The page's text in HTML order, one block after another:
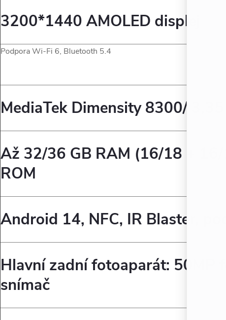
3200*1440 AMOLED displej
Podpora Wi-Fi 6, Bluetooth 5.4
MediaTek Dimensity 8300/
Až 32/36 GB RAM (16/18 + 16/
ROM
Android 14, NFC, IR Blaster,
Hlavní zadní fotoaparát: 50MP
snímač